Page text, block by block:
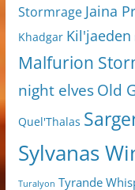
Stormrage Jaina
Khadgar Kil'jaeden
Malfurion
night elves Old
Quel'Thalas
Sylvanas
Turalyon Tyrande